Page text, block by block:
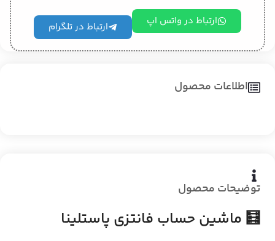
ارتباط در واتس اپ ارتباط در تلگرام
توضیحات محصول
🧮 ماشین‌ حساب فانتزی پاستلینا
اطلاعات محصول